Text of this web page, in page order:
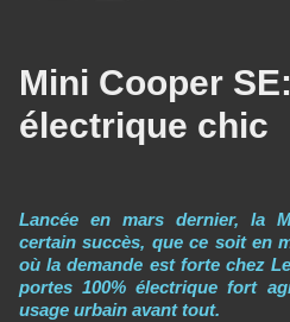
Mini Cooper
électrique chic
Lancée en mars dernier, la
certain succès, que ce soit en
où la demande est forte chez
portes 100% électrique fort
usage urbain avant tout.